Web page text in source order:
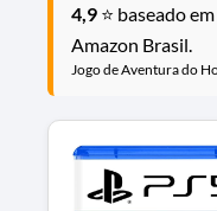
4,9 ⭐ baseado
Amazon Brasil.
Jogo de Aventura do